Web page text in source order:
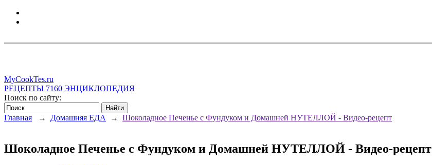
MyCookTes.ru
РЕЦЕПТЫ 7160 ЭНЦИКЛОПЕДИЯ
Поиск по сайту:
Главная → Домашняя ЕДА → Шоколадное Печенье с Фундуком и Домашней НУТЕЛЛОЙ - Видео-рецепт
Шоколадное Печенье с Фундуком и Домашней НУТЕЛЛОЙ - Видео-рецепт